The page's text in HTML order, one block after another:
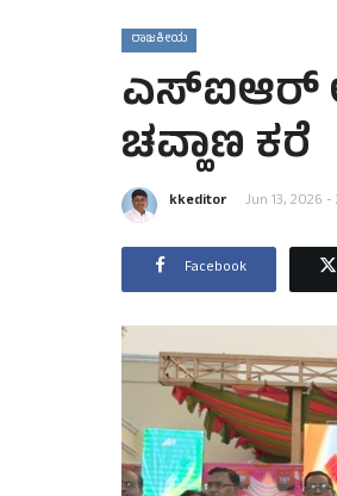
ರಾಜಕೀಯ
ಎಸ್‌ಐಆರ್
ಚವ್ಹಾಣ ಕರೆ
kkeditor Jun 13, 2026 -
Facebook